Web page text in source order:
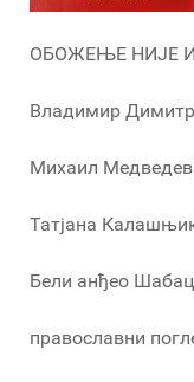
ОБОЖЕЊЕ НИЈЕ
Владимир
Михаил Медведев
Татјана
Бели анђео
православни